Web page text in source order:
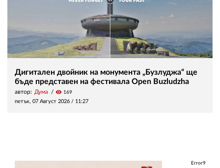
Дигитален двойник на монумента „Бузлуджа“ ще
бъде представен на фестивала Open Buzludzha
автор: Дума visibility 169
петък, 07 Август 2026 / 11:27
Error9